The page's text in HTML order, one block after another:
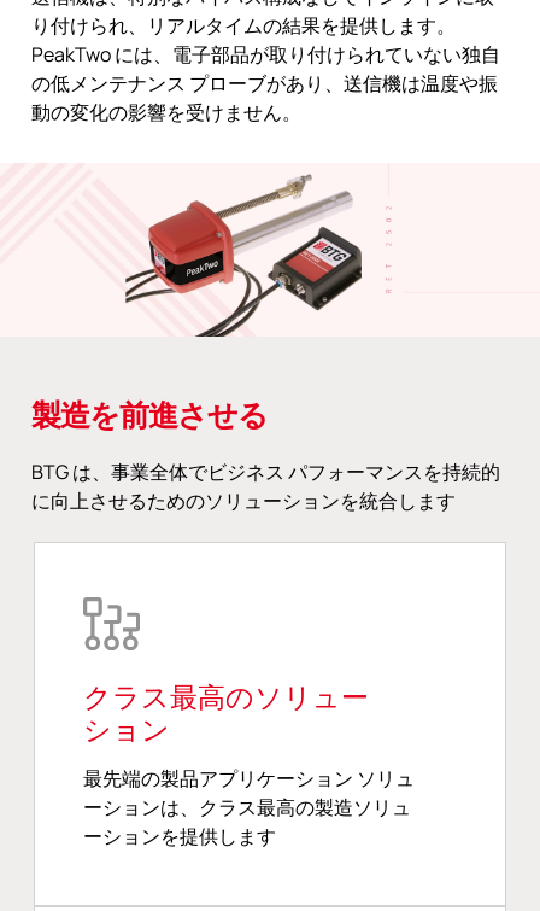
り付けられ、リアルタイムの結果を提供します。
PeakTwo には、電子部品が取り付けられていない独自
の低メンテナンス プローブがあり、送信機は温度や振
動の変化の影響を受けません。
製造を前進させる
BTG は、事業全体でビジネス パフォーマンスを持続的
に向上させるためのソリューションを統合します
クラス最高のソリュー
ション
最先端の製品アプリケーション ソリュ
ーションは、クラス最高の製造ソリュ
ーションを提供します